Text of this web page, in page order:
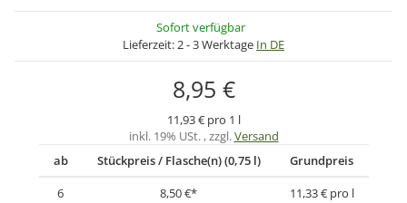
Sofort verfügbar
Lieferzeit:2 - 3 Werktage In DE
8,95 €
11,93 € pro 1 l
inkl. 19% USt. , zzgl.Versand
ab
Stückpreis / Flasche(n) (0,75 l)
Grundpreis
6
8,50 €*
11,33 € pro l